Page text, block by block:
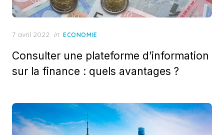
Posted
7 avril 2022 in ECONOMIE
Consulter une plateforme d’information
sur la finance : quels avantages ?